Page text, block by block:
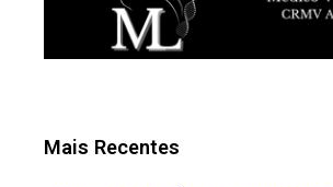
Mais Recentes